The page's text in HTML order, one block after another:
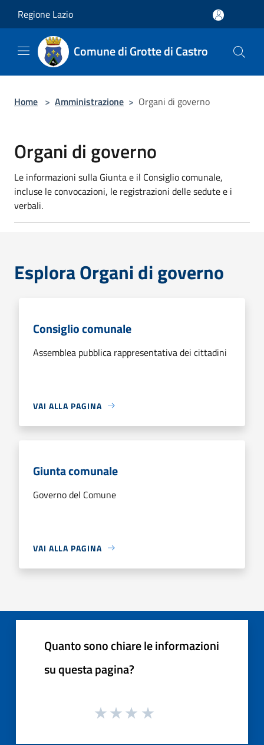
Regione Lazio
Comune di Grotte di Castro
Home > Amministrazione > Organi di governo
Organi di governo
Le informazioni sulla Giunta e il Consiglio comunale,
incluse le convocazioni, le registrazioni delle sedute e i
verbali.
Esplora Organi di governo
Consiglio comunale
Assemblea pubblica rappresentativa dei cittadini
VAI ALLA PAGINA
Giunta comunale
Governo del Comune
VAI ALLA PAGINA
Quanto sono chiare le informazioni
su questa pagina?